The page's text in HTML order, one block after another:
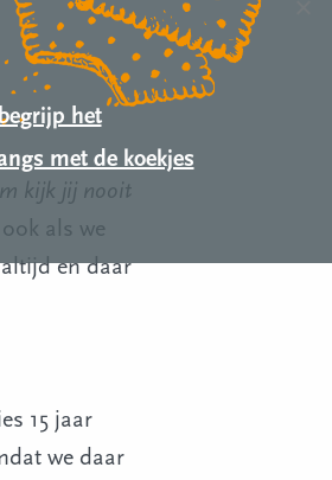
kijk jij nooit
als we
en daar
15 jaar
we daar
het
met de koekjes